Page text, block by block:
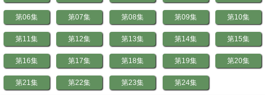
第06集 第07集 第08集 第09集 第10集
第11集 第12集 第13集 第14集 第15集
第16集 第17集 第18集 第19集 第20集
第21集 第22集 第23集 第24集